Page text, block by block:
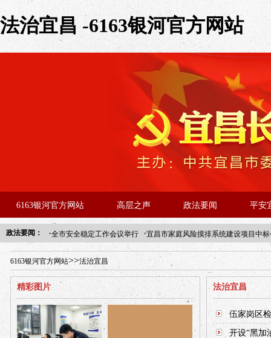
法治宜昌 -6163银河官方网站
6163银河官方网站 高层之声 政法要闻 平安
政法要闻： ·全市安全稳定工作会议举行 ·宜昌市家庭风险摸排系统建设项目中
年“招才兴业”事业单位人才引进·北京站人民大学入校工作提醒
6163银河官方网站>>法治宜昌
精彩图片 法治宜昌
伍家岗区
开设“黑加